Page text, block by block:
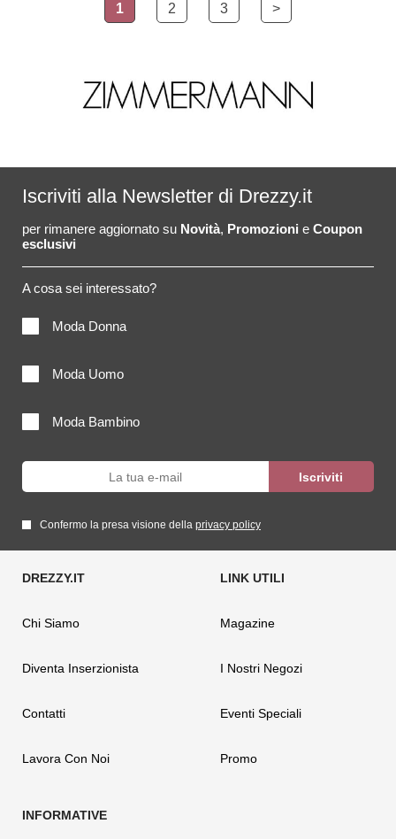
1 2 3 >
Iscriviti alla Newsletter di Drezzy.it
per rimanere aggiornato su Novità, Promozioni e Coupon
esclusivi
A cosa sei interessato?
Moda Donna
Moda Uomo
Moda Bambino
Confermo la presa visione della privacy policy
Chi Siamo
Diventa Inserzionista
Contatti
Lavora Con Noi
Magazine
I Nostri Negozi
Eventi Speciali
Promo